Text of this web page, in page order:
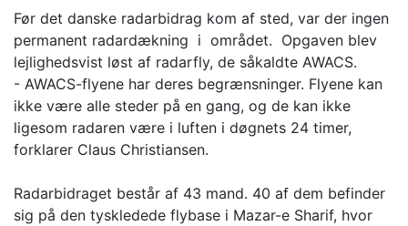
Før det danske radarbidrag kom af sted, var der ingen
permanent radardækning i området. Opgaven blev
lejlighedsvist løst af radarfly, de såkaldte AWACS.
- AWACS-flyene har deres begrænsninger. Flyene kan
ikke være alle steder på en gang, og de kan ikke
ligesom radaren være i luften i døgnets 24 timer,
forklarer Claus Christiansen.
Radarbidraget består af 43 mand. 40 af dem befinder
sig på den tyskledede flybase i Mazar-e Sharif, hvor